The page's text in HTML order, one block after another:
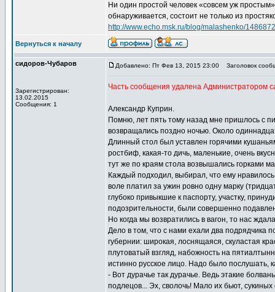
Ни один простой человек «совсем уж
обнаруживается, состоит не только из
http://www.echo.msk.ru/blog/malashenko/
Вернуться к началу
сидоров-Чубаров
Зарегистрирован:
13.02.2015
Сообщения: 1
Добавлено: Пт Фев 13, 2015 23:00 Заголовок
Часть сообщения удалена Администратором
Александр Куприн.
Помню, лет пять тому назад мне пришлось с
возвращались поздно ночью. Около
Длинный стол был уставлен горячими
ростбиф, какая-то дичь, маленькие, очень
тут же по краям стола возвышались горками
Каждый подходил, выбирал, что ему
воле платил за ужин ровно одну марку
глубоко привыкшие к паспорту, участку,
подозрительности, были совершенно
Но когда мы возвратились в вагон, то нас
Дело в том, что с нами ехали два подрядчика
губернии: широкая, лоснящаяся, скуластая
плутоватый взгляд, набожность на
истинно русское лицо. Надо было послушать,
- Вот дурачье так дурачье. Ведь этакие
подлецов... Эх, сволочь! Мало их бьют,